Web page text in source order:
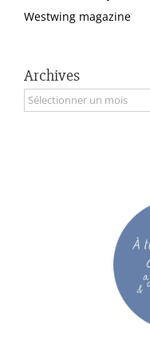
Westwing magazine
Archives
Archives